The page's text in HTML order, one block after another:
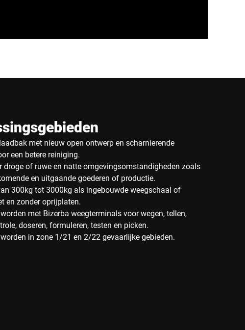
met nieuw open ontwerp en scharnierende
een betere reiniging.
droge of ruwe en natte omgevingsomstandigheden zoals
en uitgaande goederen of productie.
300kg tot 3000kg als ingebouwde weegschaal of
en zonder oprijplaten.
met Bizerba weegterminals voor wegen, tellen,
doseren, formuleren, testen en picken.
in zone 1/21 en 2/22 gevaarlijke gebieden.